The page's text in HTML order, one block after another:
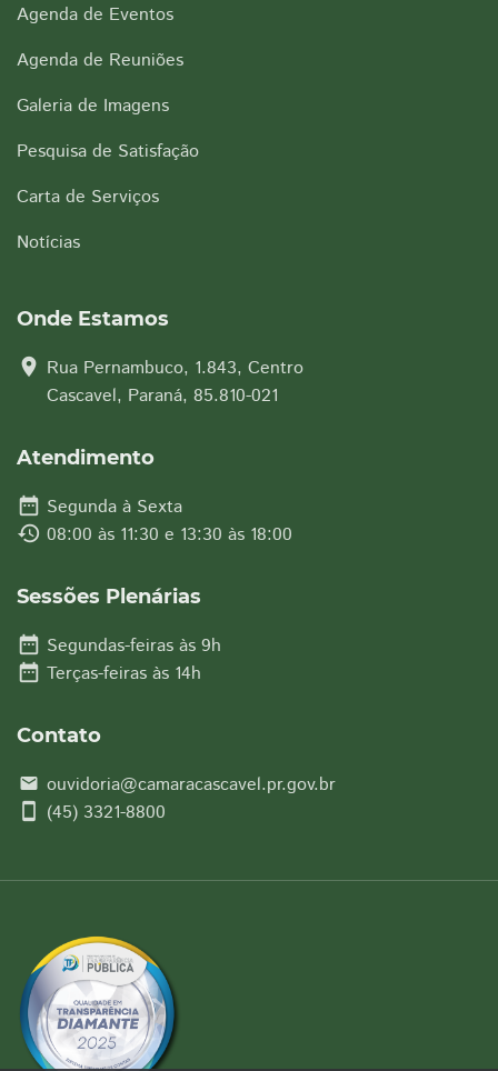
Agenda de Eventos
Agenda de Reuniões
Galeria de Imagens
Pesquisa de Satisfação
Carta de Serviços
Notícias
Onde Estamos
location_on Rua Pernambuco, 1.843, Centro
Cascavel, Paraná, 85.810-021
Atendimento
date_range Segunda à Sexta
history 08:00 às 11:30 e 13:30 às 18:00
Sessões Plenárias
date_range Segundas-feiras às 9h
date_range Terças-feiras às 14h
Contato
email ouvidoria@camaracascavel.pr.gov.br
smartphone (45) 3321-8800